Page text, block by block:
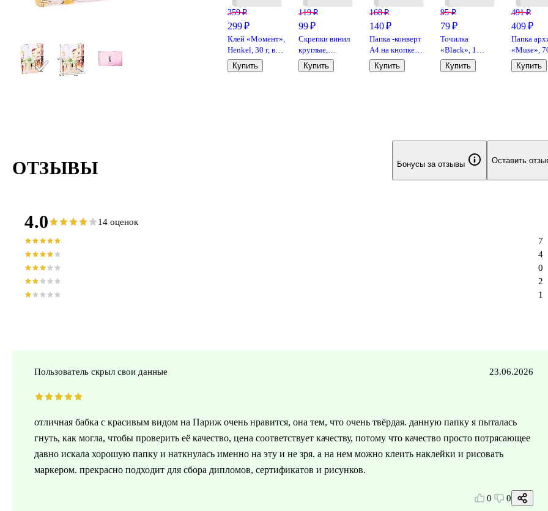
359 ₽
299 ₽
Клей «Момент»,
Henkel, 30 г, в
тубе
Купить
119 ₽
99 ₽
Скрепки винил
круглые,
GoodMark, 33
мм, 100 штук, в
Купить
168 ₽
140 ₽
Папка -конверт
А4 на кнопке
«Gradient», в
ассортименте
Купить
95 ₽
79 ₽
Точилка
«Black», 1
отверстие,
пластик, Schiller
Купить
491 ₽
409 ₽
Папка
«Muse»,
А4,
Купить
ОТЗЫВЫ Бонусы за отзывы Оставить
4.0 14 оценок
1
2
0
4
7
Пользователь скрыл свои данные 23.06.2026
отличная бабка с красивым видом на Париж очень нравится, она тем, что очень твёрдая. данную папку я пыталась
гнуть, как могла, чтобы проверить её качество, цена соответствует качеству, потому что качество просто потрясающее
давно искала хорошую папку и наткнулась именно на эту и не зря. а на нем можно клеить наклейки и рисовать
маркером. прекрасно подходит для сбора дипломов, сертификатов и рисунков.
0 0